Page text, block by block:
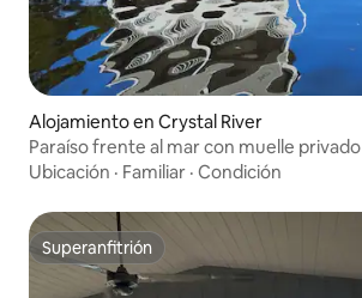
Alojamiento en Crystal River
Paraíso frente al mar con muelle privado
Ubicación · Familiar · Condición
Superanfitrión
Superanfitrión